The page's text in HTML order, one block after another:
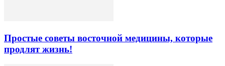
Простые советы восточной медицины, которые
продлят жизнь!